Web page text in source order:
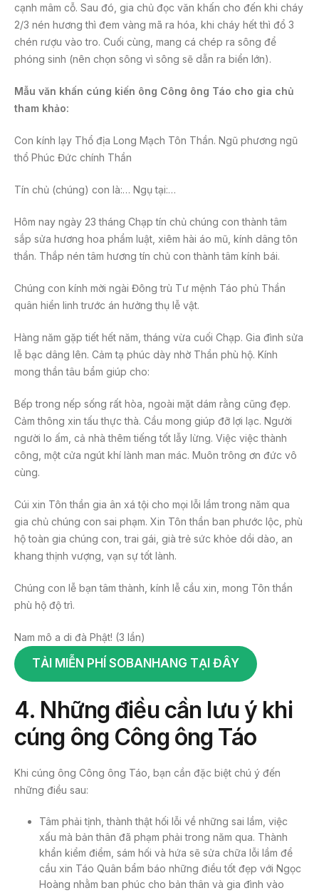
cạnh mâm cỗ. Sau đó, gia chủ đọc văn khấn cho đến khi cháy
2/3 nén hương thì đem vàng mã ra hóa, khi cháy hết thì đổ 3
chén rượu vào tro. Cuối cùng, mang cá chép ra sông để
phóng sinh (nên chọn sông vì sông sẽ dẫn ra biển lớn).
Mẫu văn khấn cúng kiến ông Công ông Táo cho gia chủ
tham khảo:
Con kính lạy Thổ địa Long Mạch Tôn Thần. Ngũ phương ngũ
thổ Phúc Đức chính Thần
Tín chủ (chúng) con là:… Ngụ tại:…
Hôm nay ngày 23 tháng Chạp tín chủ chúng con thành tâm
sắp sửa hương hoa phẩm luật, xiêm hài áo mũ, kính dâng tôn
thần. Thắp nén tâm hương tín chủ con thành tâm kính bái.
Chúng con kính mời ngài Đông trù Tư mệnh Táo phủ Thần
quân hiển linh trước án hưởng thụ lễ vật.
Hàng năm gặp tiết hết năm, tháng vừa cuối Chạp. Gia đình sửa
lễ bạc dâng lên. Cảm tạ phúc dày nhờ Thần phù hộ. Kính
mong thần tâu bẩm giúp cho:
Bếp trong nếp sống rất hòa, ngoài mặt dám rằng cũng đẹp.
Cảm thông xin tấu thực thà. Cầu mong giúp đỡ lợi lạc. Người
người lo ấm, cả nhà thêm tiếng tốt lẫy lừng. Việc việc thành
công, một cửa ngút khí lành man mác. Muôn trông ơn đức vô
cùng.
Cúi xin Tôn thần gia ân xá tội cho mọi lỗi lầm trong năm qua
gia chủ chúng con sai phạm. Xin Tôn thần ban phước lộc, phù
hộ toàn gia chúng con, trai gái, già trẻ sức khỏe dồi dào, an
khang thịnh vượng, vạn sự tốt lành.
Chúng con lễ bạn tâm thành, kính lễ cầu xin, mong Tôn thần
phù hộ độ trì.
Nam mô a di đà Phật! (3 lần)
TẢI MIỄN PHÍ SOBANHANG TẠI ĐÂY
4. Những điều cần lưu ý khi
cúng ông Công ông Táo
Khi cúng ông Công ông Táo, bạn cần đặc biệt chú ý đến
những điều sau:
Tâm phải tịnh, thành thật hối lỗi về những sai lầm, việc
xấu mà bản thân đã phạm phải trong năm qua. Thành
khẩn kiểm điểm, sám hối và hứa sẽ sửa chữa lỗi lầm để
cầu xin Táo Quân bẩm báo những điều tốt đẹp với Ngọc
Hoàng nhằm ban phúc cho bản thân và gia đình vào